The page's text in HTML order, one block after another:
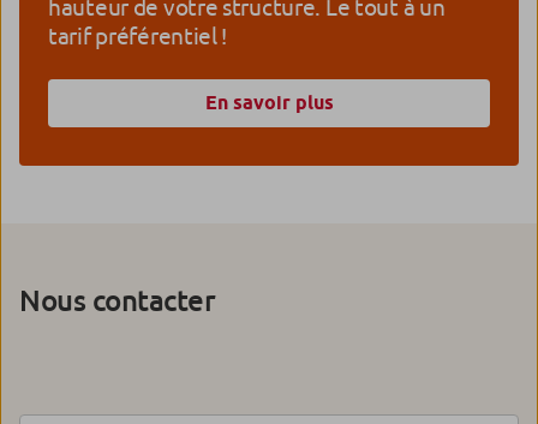
hauteur de votre structure. Le tout à un
tarif préférentiel !
En savoir plus
Nous contacter